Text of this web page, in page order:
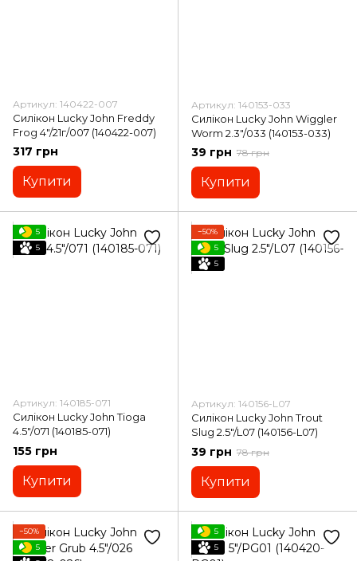
Артикул: 140422-007
Силікон Lucky John Freddy
Frog 4"/21г/007 (140422-007)
317 грн
Купити
Артикул: 140153-033
Силікон Lucky John Wiggler
Worm 2.3"/033 (140153-033)
39 грн 78 грн
Купити
5
5
Артикул: 140185-071
Силікон Lucky John Tioga
4.5"/071 (140185-071)
155 грн
Купити
−50%
5
5
Артикул: 140156-L07
Силікон Lucky John Trout
Slug 2.5"/L07 (140156-L07)
39 грн 78 грн
Купити
−50%
5
5
5